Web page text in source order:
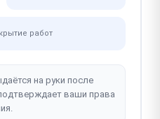
работ
на руки после
ваши права